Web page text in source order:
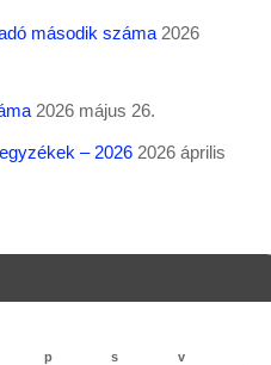
második száma 2026
2026 május 26.
– 2026 2026 április
p s v